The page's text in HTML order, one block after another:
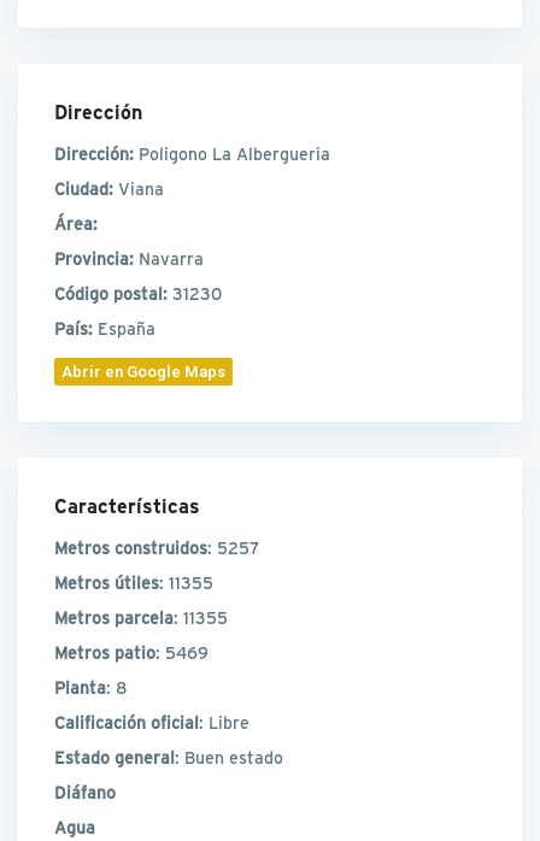
Dirección
Dirección: Poligono La Albergueria
Ciudad: Viana
Área:
Provincia: Navarra
Código postal: 31230
País: España
Abrir en Google Maps
Características
Metros construidos: 5257
Metros útiles: 11355
Metros parcela: 11355
Metros patio: 5469
Planta: 8
Calificación oficial: Libre
Estado general: Buen estado
Diáfano
Agua